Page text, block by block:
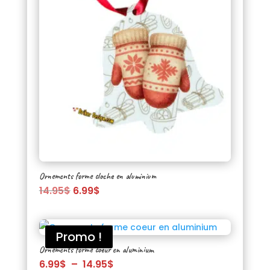
Ornements forme cloche en aluminium
14.95$ Le
était :
14.95$.
6.99$Le
est :
6.99$.
Promo !
Ornements forme coeur en aluminium
6.99$ – 14.95$Plage